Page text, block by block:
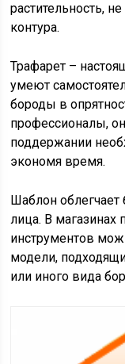
растительность,
контура.
Трафарет –
умеют
бороды в
профессионалы,
поддержании
экономя время.
Шаблон облегчает
лица. В магазинах
инструментов
модели,
или иного вида